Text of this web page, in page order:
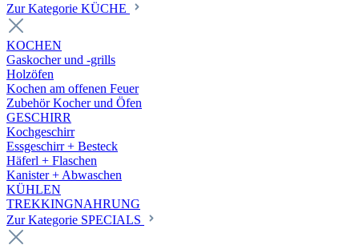
Zur Kategorie KÜCHE
KOCHEN
Gaskocher und -grills
Holzöfen
Kochen am offenen Feuer
Zubehör Kocher und Öfen
GESCHIRR
Kochgeschirr
Essgeschirr + Besteck
Häferl + Flaschen
Kanister + Abwaschen
KÜHLEN
TREKKINGNAHRUNG
Zur Kategorie SPECIALS